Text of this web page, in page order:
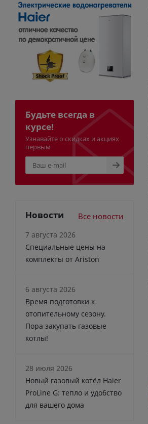
Будьте всегда в
курсе!
Узнавайте о скидках и акциях
первым
Новости Все новости
7 августа 2026
Специальные цены на
комплекты от Ariston
6 августа 2026
Время подготовки к
отопительному сезону.
Пора закупать газовые
котлы!
28 июля 2026
Новый газовый котёл Haier
ProLine G: тепло и удобство
для вашего дома